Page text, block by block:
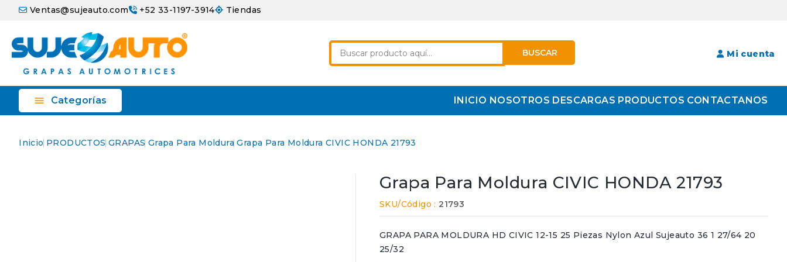
Ventas@sujeauto.com +52 33-1197-3914 Tiendas
BUSCAR Mi cuenta
 Categorías INICIO NOSOTROS DESCARGAS PRODUCTOS CONTACTANOS
Inicio PRODUCTOS GRAPAS Grapa Para Moldura Grapa Para Moldura CIVIC HONDA 21793
Grapa Para Moldura CIVIC HONDA 21793
SKU/Código : 21793
GRAPA PARA MOLDURA HD CIVIC 12-15 25 Piezas Nylon Azul Sujeauto 36 1 27/64 20
25/32